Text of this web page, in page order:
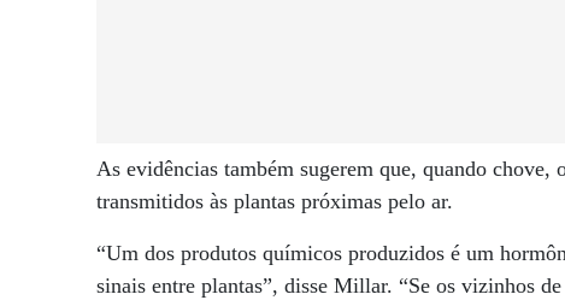
As evidências também sugerem que, quando chove,
transmitidos às plantas próximas pelo ar.
“Um dos produtos químicos produzidos é um
sinais entre plantas”, disse Millar. “Se os vizinhos